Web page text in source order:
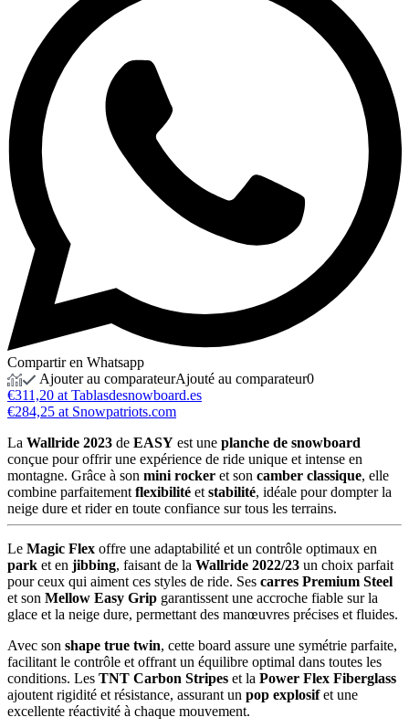
Compartir en Whatsapp
Ajouter au comparateurAjouté au comparateur0
€311,20 at Tablasdesnowboard.es
€284,25 at Snowpatriots.com
La Wallride 2023 de EASY est une planche de snowboard
conçue pour offrir une expérience de ride unique et intense en
montagne. Grâce à son mini rocker et son camber classique, elle
combine parfaitement flexibilité et stabilité, idéale pour dompter la
neige dure et rider en toute confiance sur tous les terrains.
Le Magic Flex offre une adaptabilité et un contrôle optimaux en
park et en jibbing, faisant de la Wallride 2022/23 un choix parfait
pour ceux qui aiment ces styles de ride. Ses carres Premium Steel
et son Mellow Easy Grip garantissent une accroche fiable sur la
glace et la neige dure, permettant des manœuvres précises et fluides.
Avec son shape true twin, cette board assure une symétrie parfaite,
facilitant le contrôle et offrant un équilibre optimal dans toutes les
conditions. Les TNT Carbon Stripes et la Power Flex Fiberglass
ajoutent rigidité et résistance, assurant un pop explosifet une
excellente réactivité à chaque mouvement.